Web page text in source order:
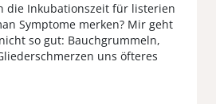
die Inkubationszeit für listerien
Symptome merken? Mir geht
so gut: Bauchgrummeln,
uns öfteres